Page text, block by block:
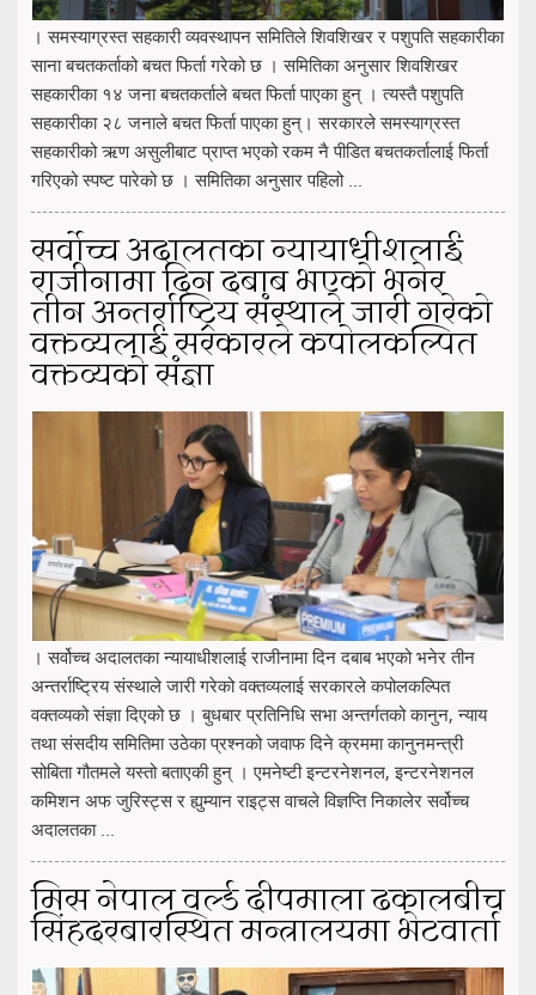
। समस्याग्रस्त सहकारी व्यवस्थापन समितिले शिवशिखर र पशुपति सहकारीका
साना बचतकर्ताको बचत फिर्ता गरेको छ । समितिका अनुसार शिवशिखर
सहकारीका १४ जना बचतकर्ताले बचत फिर्ता पाएका हुन् । त्यस्तै पशुपति
सहकारीका २८ जनाले बचत फिर्ता पाएका हुन्। सरकारले समस्याग्रस्त
सहकारीको ऋण असुलीबाट प्राप्त भएको रकम नै पीडित बचतकर्तालाई फिर्ता
गरिएको स्पष्ट पारेको छ । समितिका अनुसार पहिलो ...
सर्वोच्च अदालतका न्यायाधीशलाई
राजीनामा दिन दबाब भएको भनेर
तीन अन्तर्राष्ट्रिय संस्थाले जारी गरेको
वक्तव्यलाई सरकारले कपोलकल्पित
वक्तव्यको संज्ञा
। सर्वोच्च अदालतका न्यायाधीशलाई राजीनामा दिन दबाब भएको भनेर तीन
अन्तर्राष्ट्रिय संस्थाले जारी गरेको वक्तव्यलाई सरकारले कपोलकल्पित
वक्तव्यको संज्ञा दिएको छ । बुधबार प्रतिनिधि सभा अन्तर्गतको कानुन, न्याय
तथा संसदीय समितिमा उठेका प्रश्नको जवाफ दिने क्रममा कानुनमन्त्री
सोबिता गौतमले यस्तो बताएकी हुन् । एमनेष्टी इन्टरनेशनल, इन्टरनेशनल
कमिशन अफ जुरिस्ट्स र ह्युम्यान राइट्स वाचले विज्ञप्ति निकालेर सर्वोच्च
अदालतका ...
मिस नेपाल वर्ल्ड दीपमाला ढकालबीच
सिंहदरबारस्थित मन्त्रालयमा भेटवार्ता